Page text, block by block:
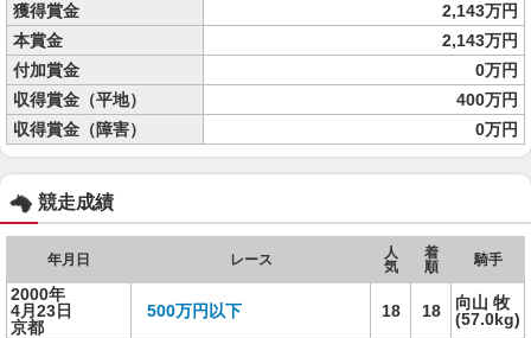
獲得賞金
2,143万円
本賞金
2,143万円
付加賞金
0万円
収得賞金（平地）
400万円
収得賞金（障害）
0万円
競走成績
年月日 レース
人
気
着
順
騎手
2000年
4月23日
京都
500万円以下 18 18
向山 牧
(57.0kg)